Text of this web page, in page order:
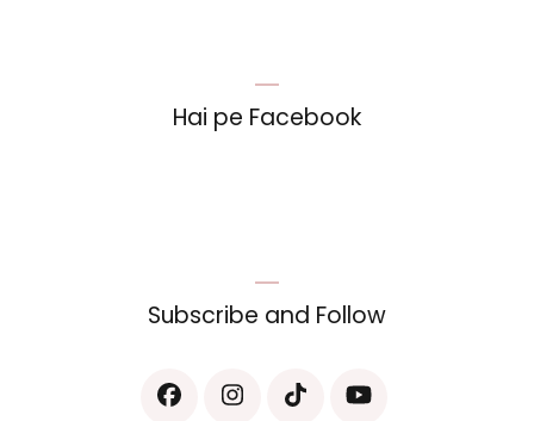
Hai pe Facebook
Subscribe and Follow